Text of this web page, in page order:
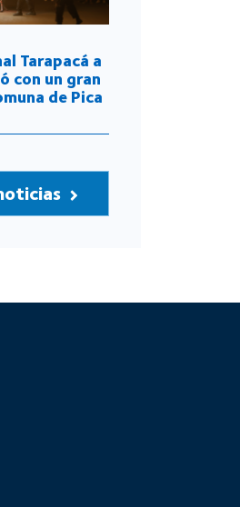
Tarapacá a
con un gran
de Pica